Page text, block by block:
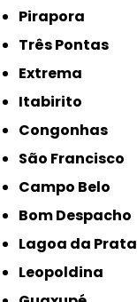
Pirapora
Três Pontas
Extrema
Itabirito
Congonhas
São Francisco
Campo Belo
Bom Despacho
Lagoa da Prata
Leopoldina